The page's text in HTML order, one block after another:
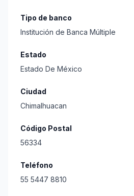
Tipo de banco
Institución de Banca Múltiple
Estado
Estado De México
Ciudad
Chimalhuacan
Código Postal
56334
Teléfono
55 5447 8810